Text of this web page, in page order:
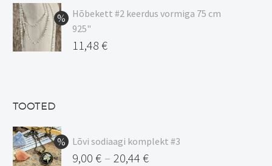
oli:
17,00 €.
hind
on:
15,00 €.
Hõbekett #2 keerdus vormiga 75 cm
925"
Algne
11,48 €
TOOTED
Lõvi sodiaagi komplekt #3
9,00 € – 20,44 €